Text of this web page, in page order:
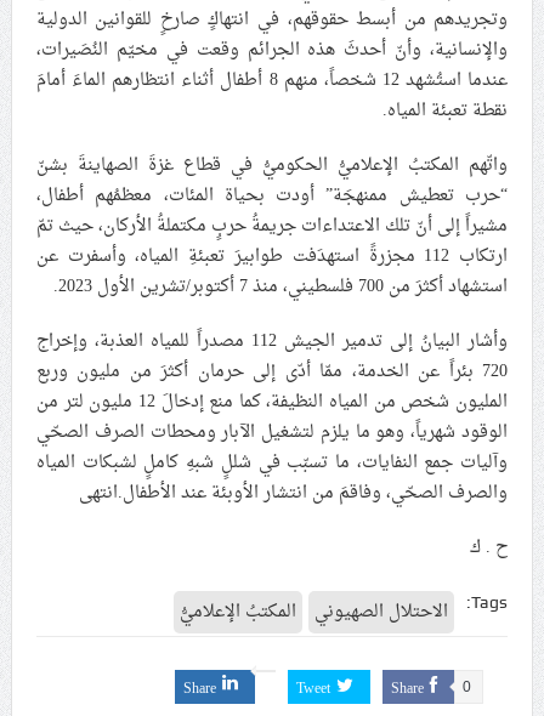
علماء البحرين: طلب الترخيص والإجازة من السلطة في
ممارسة الشعائر الحسينيّة هو في حقيقته محاربة لقضيّة
الإمام الحسين «ع»
السيّد علي الحسيني الخامنئي تنشر تفاصيل التشييع في
إيران والعراق
وتجريدهم من أبسط حقوقهم، في انتهاكٍ صارخٍ للقوانين الدولية
والإنسانية، وأنّ أحدثَ هذه الجرائم وقعت في مخيّم النُصَيرات،
عندما استُشهد 12 شخصاً، منهم 8 أطفال أثناء انتظارهم الماءَ أمامَ
نقطة تعبئة المياه.
واتّهم المكتبُ الإعلاميُّ الحكوميُّ في قطاع غزةَ الصهاينةَ بشنّ
“حرب تعطيش ممنهجَة” أودت بحياة المئات، معظمُهم أطفال،
مشيراً إلى أنّ تلك الاعتداءات جريمةُ حربٍ مكتملةُ الأركان، حيث تمّ
ارتكاب 112 مجزرةً استهدَفت طوابيرَ تعبئةِ المياه، وأسفرت عن
استشهاد أكثرَ من 700 فلسطيني، منذ 7 أكتوبر/تشرين الأول 2023.
وأشار البيانُ إلى تدمير الجيش 112 مصدراً للمياه العذبة، وإخراج
720 بئراً عن الخدمة، ممّا أدّى إلى حرمان أكثرَ من مليون وربع
المليون شخص من المياه النظيفة، كما منع إدخالَ 12 مليون لتر من
الوقود شهرياً، وهو ما يلزم لتشغيل الآبار ومحطات الصرف الصحّي
وآليات جمع النفايات، ما تسبّب في شللٍ شبهِ كاملٍ لشبكات المياه
والصرف الصحّي، وفاقمَ من انتشار الأوبئة عند الأطفال.انتهى
ح . ك
Tags: الاحتلال الصهيوني المكتبُ الإعلاميُّ
Share 0
Tweet
Share